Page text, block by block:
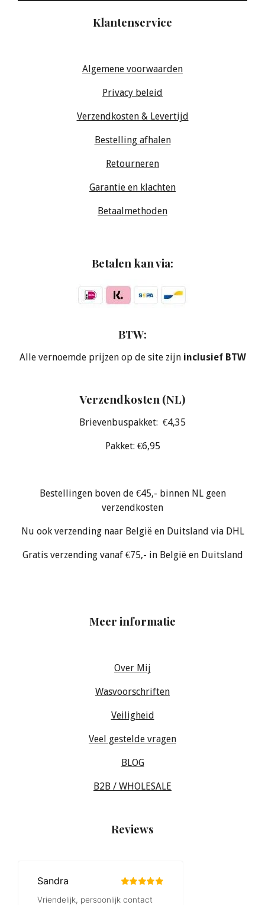
Klantenservice
Algemene voorwaarden
Privacy beleid
Verzendkosten & Levertijd
Bestelling afhalen
Retourneren
Garantie en klachten
Betaalmethoden
Betalen kan via:
BTW:
Alle vernoemde prijzen op de site zijn inclusief BTW
Verzendkosten (NL)
Brievenbuspakket: €4,35
Pakket: €6,95
Bestellingen boven de €45,- binnen NL geen
verzendkosten
Nu ook verzending naar België en Duitsland via DHL
Gratis verzending vanaf €75,- in België en Duitsland
Meer informatie
Over Mij
Wasvoorschriften
Veiligheid
Veel gestelde vragen
BLOG
B2B / WHOLESALE
Reviews